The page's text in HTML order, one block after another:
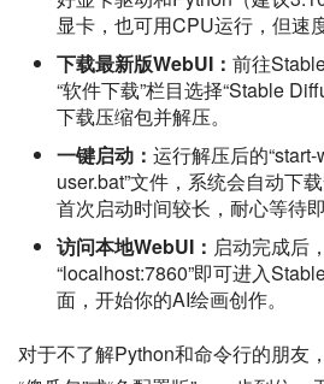
显卡，也可用CPU运行，但速
下载最新版WebUI： 前往
“软件下载”栏目选择“Stable
下载压缩包并解压。
一键启动： 运行解压后的
user.bat”文件，系统会自动下
首次启动时间较长，耐心等待即
访问本地WebUI： 启动完成后
“localhost:7860”即可进入
面，开始你的AI绘画创作。
对于不了解Python和命令行的朋友